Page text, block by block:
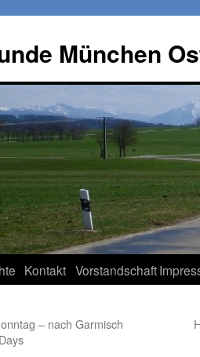
München
Kontakt Vorstandschaft
– nach Garmisch